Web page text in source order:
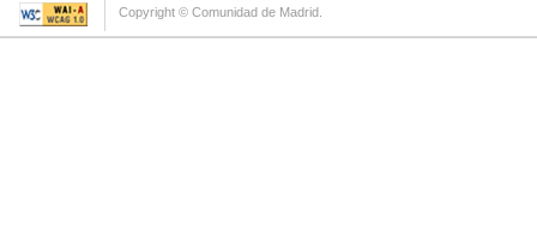
Copyright © Comunidad de Madrid.